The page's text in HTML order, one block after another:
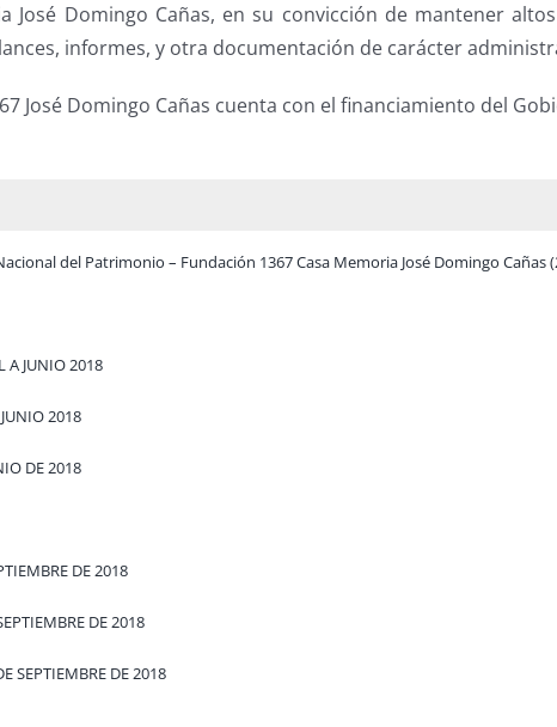
José Domingo Cañas, en su convicción de mantener
informes, y otra documentación de carácter
José Domingo Cañas cuenta con el financiamiento del
del Patrimonio – Fundación 1367 Casa Memoria José Domingo Cañas
A JUNIO 2018
2018
DE 2018
DE 2018
DE 2018
SEPTIEMBRE DE 2018